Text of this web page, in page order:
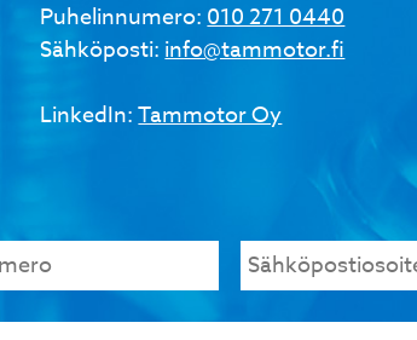
Puhelinnumero:010 271 0440
Sähköposti:info@tammotor.fi
LinkedIn:Tammotor Oy
Sähköpostiosoite